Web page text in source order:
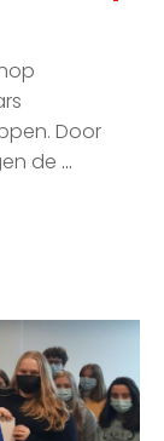
Door
de …